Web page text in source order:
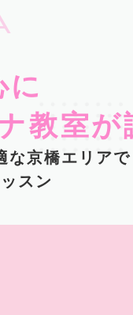
に
教室が
な京橋エリアで
スン